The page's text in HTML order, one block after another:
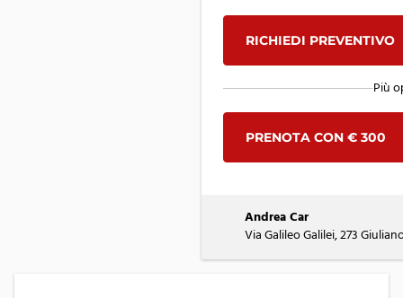
RICHIEDI PREVENTIVO
Più
PRENOTA CON € 300
Andrea Car
Via Galileo Galilei, 273